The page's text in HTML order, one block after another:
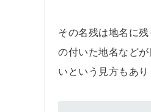
その名残は地名に
の付いた地名など
いという見方もあり